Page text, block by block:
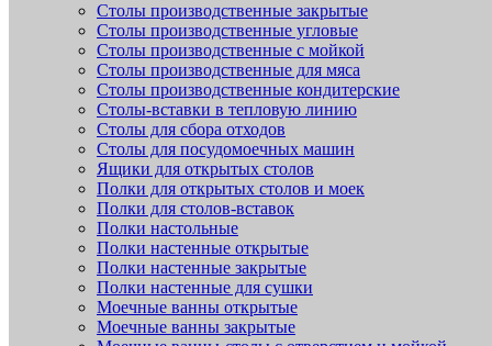
Столы производственные закрытые
Столы производственные угловые
Столы производственные с мойкой
Столы производственные для мяса
Столы производственные кондитерские
Столы-вставки в тепловую линию
Столы для сбора отходов
Столы для посудомоечных машин
Ящики для открытых столов
Полки для открытых столов и моек
Полки для столов-вставок
Полки настольные
Полки настенные открытые
Полки настенные закрытые
Полки настенные для сушки
Моечные ванны открытые
Моечные ванны закрытые